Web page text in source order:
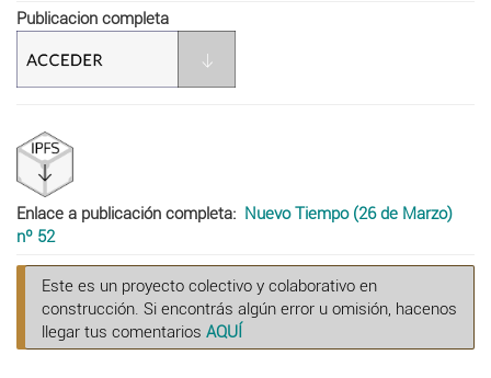
Publicacion completa
Enlace a publicación completa
Nuevo Tiempo (26 de Marzo)
nº 52
Este es un proyecto colectivo y colaborativo en
construcción. Si encontrás algún error u omisión, hacenos
llegar tus comentarios AQUÍ